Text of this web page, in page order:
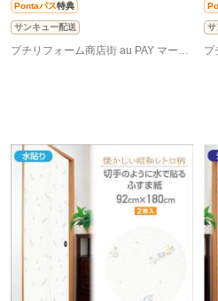
Pontaパス特典
サンキュー配送
プチリフォーム商店街 au PAY マーケット店
サ